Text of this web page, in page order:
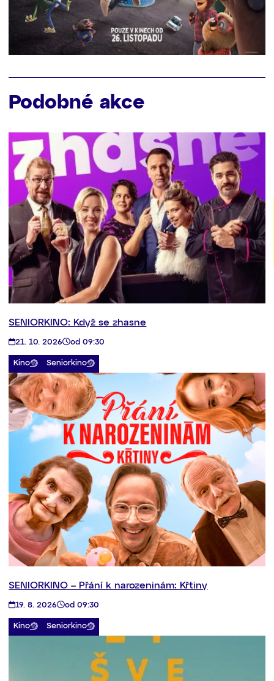
Podobné akce
SENIORKINO: Když se zhasne
21. 10. 2026 od 09:30
Kino Seniorkino
SENIORKINO – Přání k narozeninám: Křtiny
19. 8. 2026 od 09:30
Kino Seniorkino